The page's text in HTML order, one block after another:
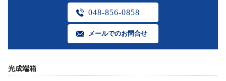
048-856-0858
メールでのお問合せ
光成端箱